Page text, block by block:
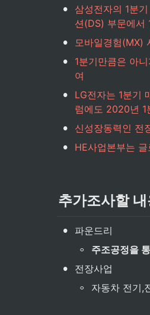
•
삼성전자의 1분
션(DS) 부문에서
• 모바일경험(MX)
•
1분기만큼은 아
여
•
LG전자는 1분기
럼에도 2020년 1
• 신성장동력인 전
• HE사업본부는
추가조사할
• 파운드리
◦ 주조공정을
• 전장사업
◦ 자동차 전기,